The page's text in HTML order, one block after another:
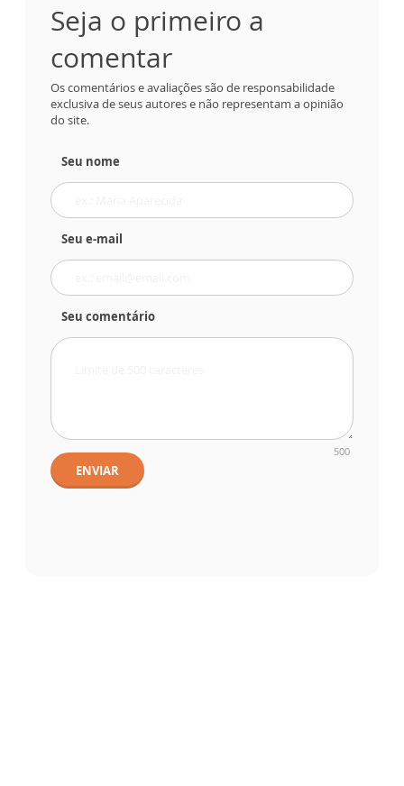
Seja o primeiro a
comentar
Os comentários e avaliações são de responsabilidade
exclusiva de seus autores e não representam a opinião
do site.
Seu nome
Seu e-mail
Seu comentário
500
ENVIAR